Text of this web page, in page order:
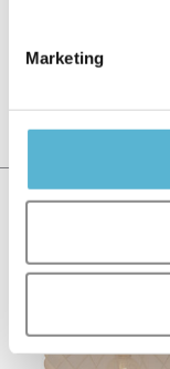
Marketing
Er zijn nog geen
Schrijf je eigen
sale 15%